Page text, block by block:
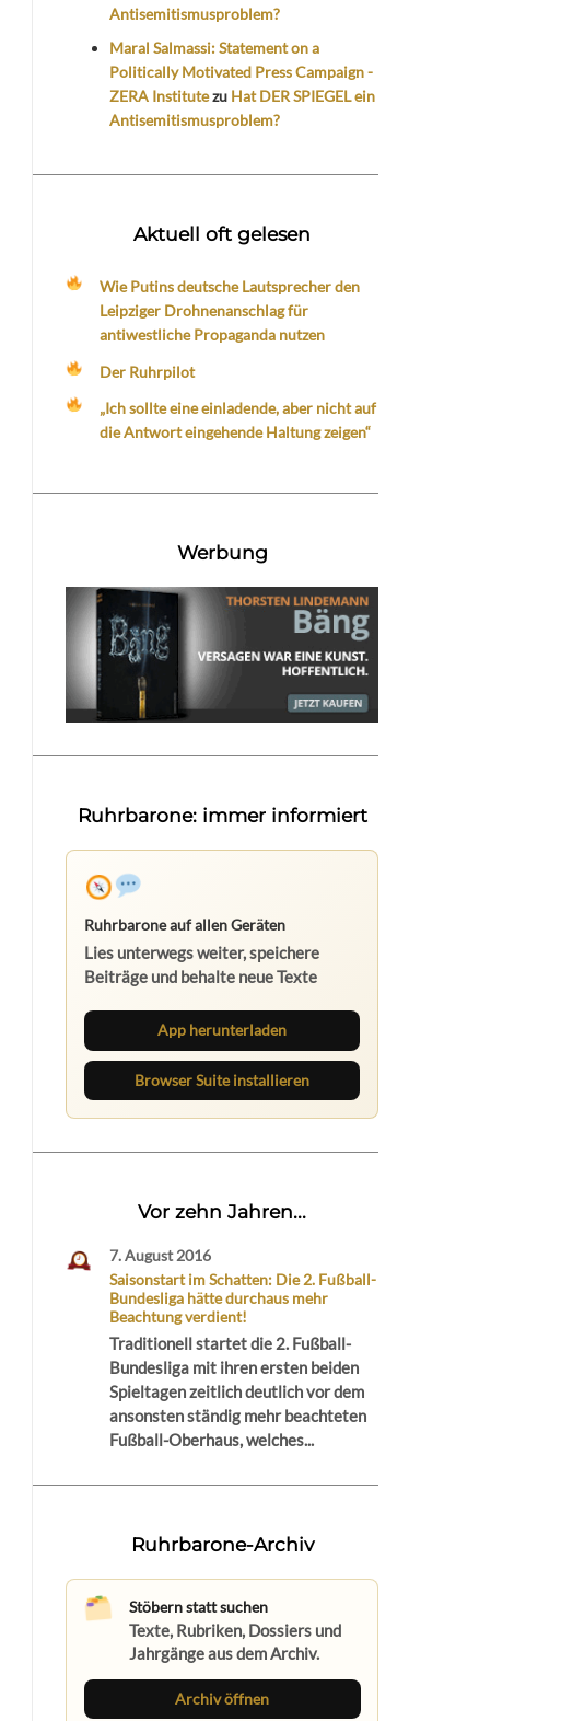
Antisemitismusproblem?
Maral Salmassi: Statement on a
Politically Motivated Press Campaign -
ZERA Institutezu Hat DER SPIEGEL ein
Antisemitismusproblem?
Aktuell oft gelesen
Wie Putins deutsche Lautsprecher den
Leipziger Drohnenanschlag für
antiwestliche Propaganda nutzen
Der Ruhrpilot
„Ich sollte eine einladende, aber nicht auf
die Antwort eingehende Haltung zeigen“
Werbung
Ruhrbarone: immer informiert
Ruhrbarone auf allen Geräten
Lies unterwegs weiter, speichere
Beiträge und behalte neue Texte
App herunterladen
Browser Suite installieren
Vor zehn Jahren...
7. August 2016
Saisonstart im Schatten: Die 2. Fußball-
Bundesliga hätte durchaus mehr
Beachtung verdient!
Traditionell startet die 2. Fußball-
Bundesliga mit ihren ersten beiden
Spieltagen zeitlich deutlich vor dem
ansonsten ständig mehr beachteten
Fußball-Oberhaus, welches...
Ruhrbarone-Archiv
Stöbern statt suchen
Texte, Rubriken, Dossiers und
Jahrgänge aus dem Archiv.
Archiv öffnen